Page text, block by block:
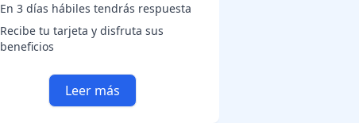
En 3 días hábiles tendrás respuesta
Recibe tu tarjeta y disfruta sus
beneficios
Leer más